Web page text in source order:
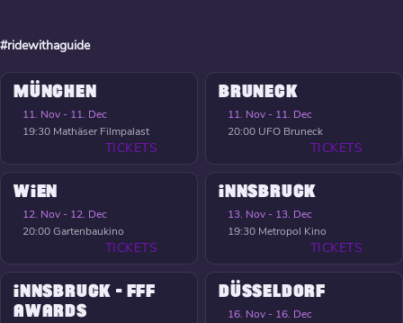
#ridewithaguide
MÜNCHEN
11. Nov - 11. Dec
19:30 Mathäser Filmpalast
TICKETS
BRUNECK
11. Nov - 11. Dec
20:00 UFO Bruneck
TICKETS
WIEN
12. Nov - 12. Dec
20:00Gartenbaukino
TICKETS
INNSBRUCK
13. Nov - 13. Dec
19:30 Metropol Kino
TICKETS
INNSBRUCK - FFF
AWARDS
DÜSSELDORF
16. Nov - 16. Dec